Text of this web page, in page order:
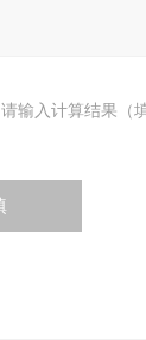
请输入计算结果（